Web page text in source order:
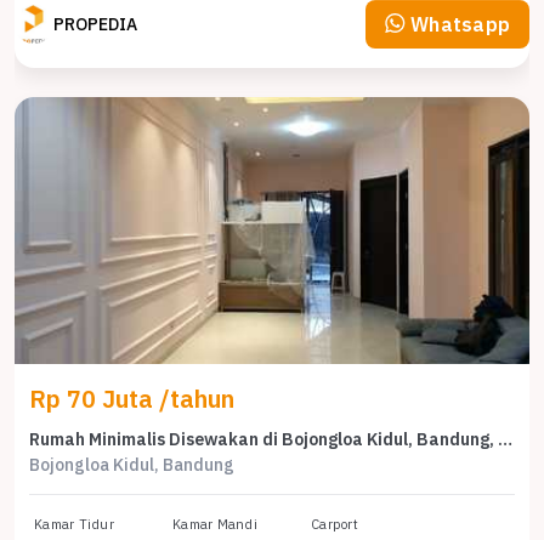
PROPEDIA Whatsapp
Rp 70 Juta /tahun
Rumah Minimalis Disewakan di Bojongloa Kidul, Bandung, Harga Ekonomis
Bojongloa Kidul, Bandung
Kamar Tidur Kamar Mandi Carport